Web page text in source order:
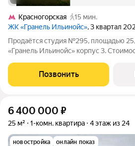
Красногорская
15 мин.
ЖК «Гранель Ильинойс», 3 квартал
Продаётся студия №295, площадью
«Гранель Ильинойс» корпус 3. Стоимость от 8708602
улицу. Новый уровень жизни в
впечатляет архитектурой и
Позвонить
6 400 000 ₽
25 м² 1-комн. квартира 4 этаж из 24
новостройка онлайн показ